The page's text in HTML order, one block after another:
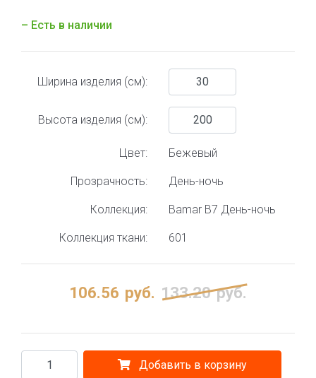
– Есть в наличии
Ширина изделия (см):
Высота изделия (см):
Цвет: Бежевый
Прозрачность: День-ночь
Коллекция: Bamar B7 День-ночь
Коллекция ткани: 601
106.56 руб. 133.20 руб.
Добавить в корзину